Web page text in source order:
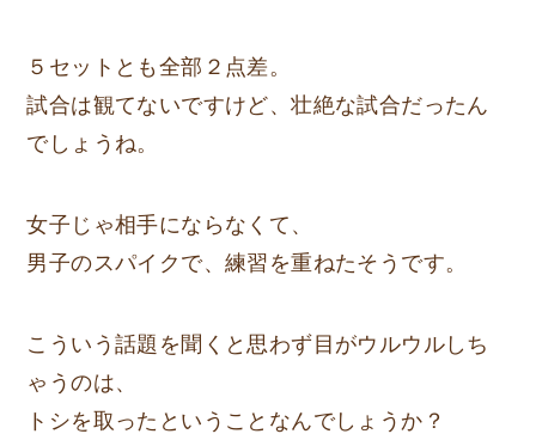
５セットとも全部２点差。
試合は観てないですけど、壮絶な試合だったん
でしょうね。
女子じゃ相手にならなくて、
男子のスパイクで、練習を重ねたそうです。
こういう話題を聞くと思わず目がウルウルしち
ゃうのは、
トシを取ったということなんでしょうか？